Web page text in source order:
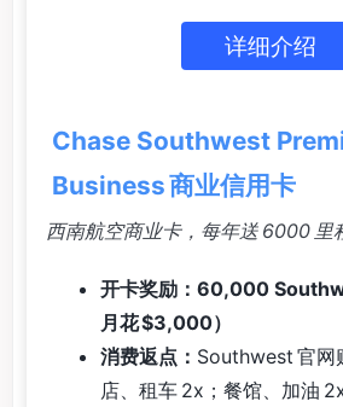
详细介绍
Chase Southwest
Business 商业信用卡
西南航空商业卡，每年送 6000 里
开卡奖励：60,000
月花 $3,000）
消费返点： Southwest 官网
店、租车 2x；餐馆、加油